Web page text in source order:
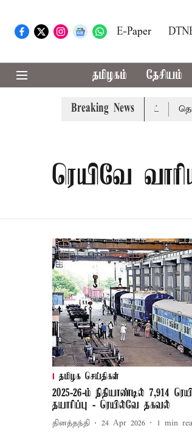
E-Paper
தமிழகம் தேசியம்
Breaking News
நீதிமன்றம் பிடிவாராண்ட்
ரெயிவே
தமிழக செய்திகள்
2025-26-ம் நிதியாண்டில் 7,914
தயாரிப்பு - ரெயில்வே தகவல்
தினத்தந்தி 24 Apr 2026 1 min